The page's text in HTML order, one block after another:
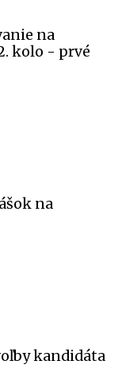
na
kolo - prvé
na
kandidáta